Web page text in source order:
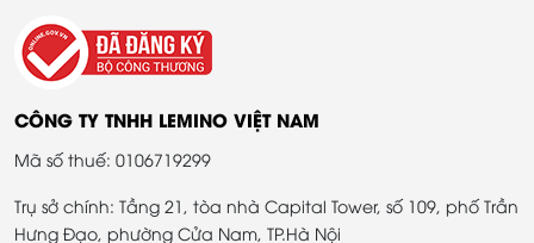
CÔNG TY TNHH LEMINO VIỆT NAM
Mã số thuế: 0106719299
Trụ sở chính: Tầng 21, tòa nhà Capital Tower, số 109, phố Trần
Hưng Đạo, phường Cửa Nam, TP.Hà Nội